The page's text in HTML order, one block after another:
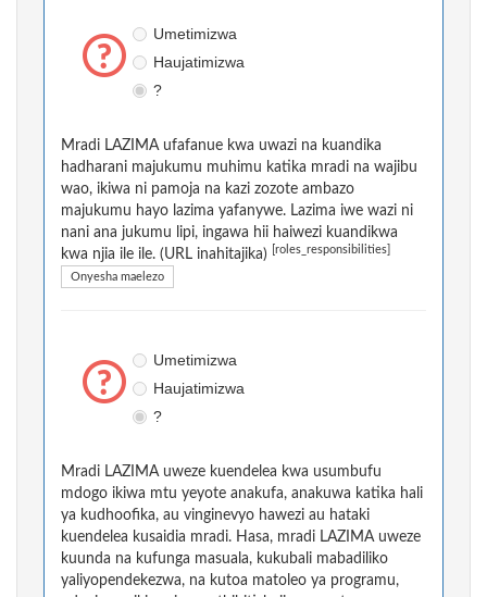
Umetimizwa
Haujatimizwa
?
Mradi LAZIMA ufafanue kwa uwazi na kuandika
hadharani majukumu muhimu katika mradi na wajibu
wao, ikiwa ni pamoja na kazi zozote ambazo
majukumu hayo lazima yafanywe. Lazima iwe wazi ni
nani ana jukumu lipi, ingawa hii haiwezi kuandikwa
kwa njia ile ile. (URL inahitajika)
[roles_responsibilities]
Onyesha maelezo
Umetimizwa
Haujatimizwa
?
Mradi LAZIMA uweze kuendelea kwa usumbufu
mdogo ikiwa mtu yeyote anakufa, anakuwa katika hali
ya kudhoofika, au vinginevyo hawezi au hataki
kuendelea kusaidia mradi. Hasa, mradi LAZIMA uweze
kuunda na kufunga masuala, kukubali mabadiliko
yaliyopendekezwa, na kutoa matoleo ya programu,